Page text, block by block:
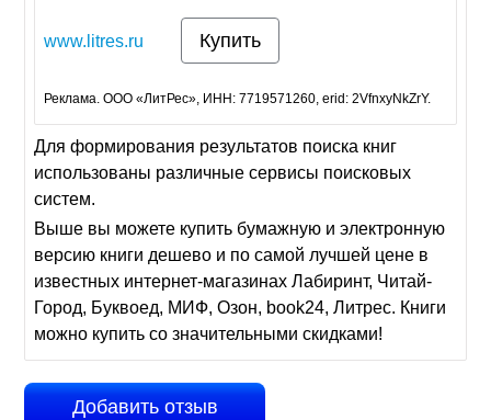
www.litres.ru Купить
Реклама. ООО «ЛитРес», ИНН: 7719571260, erid: 2VfnxyNkZrY.
Для формирования результатов поиска книг
использованы различные сервисы поисковых
систем.
Выше вы можете купить бумажную и электронную
версию книги дешево и по самой лучшей цене в
известных интернет-магазинах Лабиринт, Читай-
Город, Буквоед, МИФ, Озон, book24, Литрес. Книги
можно купить со значительными скидками!
Добавить отзыв